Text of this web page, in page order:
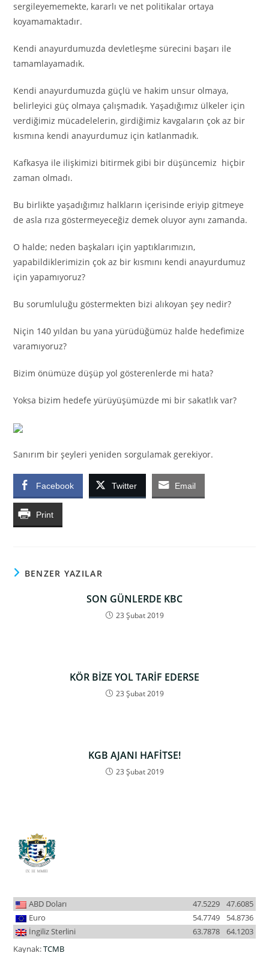
sergileyememekte, kararlı ve net politikalar ortaya
koyamamaktadır.
Kendi anayurdumuzda devletleşme sürecini başarı ile
tamamlayamadık.
Kendi anayurdumuzda güçlü ve hakim unsur olmaya,
belirleyici güç olmaya çalışmadık. Yaşadığımız ülkeler için
verdiğimiz mücadelelerin, girdiğimiz kavgaların çok az bir
kısmına kendi anayurdumuz için katlanmadık.
Kafkasya ile ilişkimizi bitirmek gibi bir düşüncemiz hiçbir
zaman olmadı.
Bu birlikte yaşadığımız halkların içerisinde eriyip gitmeye
de asla rıza göstermeyeceğiz demek oluyor aynı zamanda.
O halde; neden başkaları için yaptıklarımızın,
yapabildiklerimizin çok az bir kısmını kendi anayurdumuz
için yapamıyoruz?
Bu sorumluluğu göstermekten bizi alıkoyan şey nedir?
Niçin 140 yıldan bu yana yürüdüğümüz halde hedefimize
varamıyoruz?
Bizim önümüze düşüp yol gösterenlerde mi hata?
Yoksa bizim hedefe yürüyüşümüzde mi bir sakatlık var?
Sanırım bir şeyleri yeniden sorgulamak gerekiyor.
Facebook Twitter Email
Print
BENZER YAZILAR
SON GÜNLERDE KBC
23 Şubat 2019
KÖR BİZE YOL TARİF EDERSE
23 Şubat 2019
KGB AJANI HAFİTSE!
23 Şubat 2019
ABD Doları 47.6085
47.5229
Euro
54.8736
54.7749
İngiliz Sterlini
64.1203
63.7878
Kaynak:TCMB